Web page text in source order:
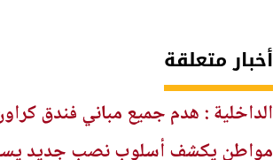
أخبار متعلقة
الداخلية : هدم جميع مباني فندق كراون خلال
مواطن يكشف أسلوب نصب جديد